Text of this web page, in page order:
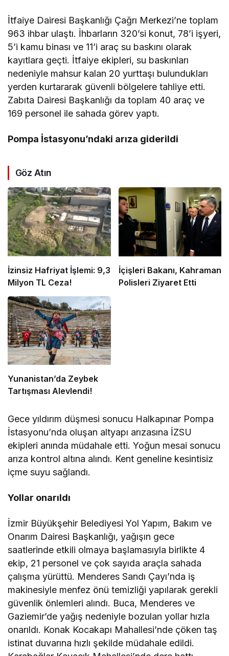
İtfaiye Dairesi Başkanlığı Çağrı Merkezi’ne toplam
963 ihbar ulaştı. İhbarların 320’si konut, 78’i işyeri,
5’i kamu binası ve 11’i araç su baskını olarak
kayıtlara geçti. İtfaiye ekipleri, su baskınları
nedeniyle mahsur kalan 20 yurttaşı bulundukları
yerden kurtararak güvenli bölgelere tahliye etti.
Zabıta Dairesi Başkanlığı da toplam 40 araç ve
169 personel ile sahada görev yaptı.
Pompa İstasyonu’ndaki arıza giderildi
Göz Atın
İzinsiz Hafriyat İşlemi: 9,3
Milyon TL Ceza!
İçişleri Bakanı, Kahraman
Polisleri Ziyaret Etti
Yunanistan’da Zeybek
Tartışması Alevlendi!
Gece yıldırım düşmesi sonucu Halkapınar Pompa
İstasyonu’nda oluşan altyapı arızasına İZSU
ekipleri anında müdahale etti. Yoğun mesai sonucu
arıza kontrol altına alındı. Kent geneline kesintisiz
içme suyu sağlandı.
Yollar onarıldı
İzmir Büyükşehir Belediyesi Yol Yapım, Bakım ve
Onarım Dairesi Başkanlığı, yağışın gece
saatlerinde etkili olmaya başlamasıyla birlikte 4
ekip, 21 personel ve çok sayıda araçla sahada
çalışma yürüttü. Menderes Sandı Çayı’nda iş
makinesiyle menfez önü temizliği yapılarak gerekli
güvenlik önlemleri alındı. Buca, Menderes ve
Gaziemir’de yağış nedeniyle bozulan yollar hızla
onarıldı. Konak Kocakapı Mahallesi’nde çöken taş
istinat duvarına hızlı şekilde müdahale edildi.